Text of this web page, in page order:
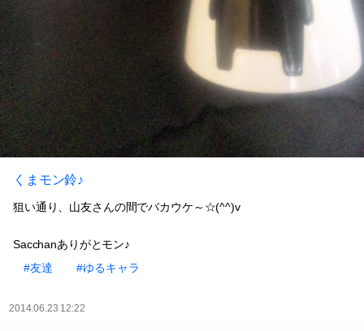
くまモン鈴♪
狙い通り、山友さんの間でバカウケ～☆(^^)v
Sacchanありがとモン♪
#友達
#ゆるキャラ
2014.06.23 12:22